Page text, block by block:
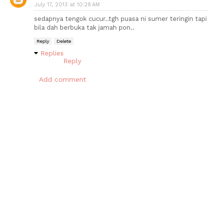
July 17, 2013 at 10:28 AM
sedapnya tengok cucur..tgh puasa ni sumer teringin tapi
bila dah berbuka tak jamah pon..
Reply Delete
Replies
Reply
Add comment